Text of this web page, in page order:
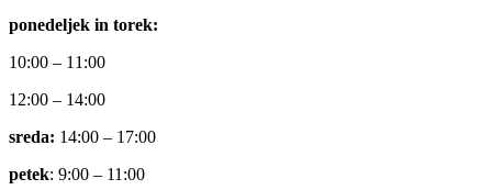
ponedeljek in torek:
10:00 – 11:00
12:00 – 14:00
sreda: 14:00 – 17:00
petek: 9:00 – 11:00